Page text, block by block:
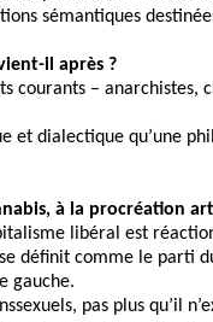
sémantiques
il après ?
courants –
et dialectique qu’une
à la procréation
libéral est
définit comme le
gauche.
pas plus